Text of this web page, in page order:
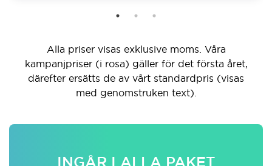
Alla priser visas exklusive moms. Våra
kampanjpriser (i rosa) gäller för det första året,
därefter ersätts de av vårt standardpris (visas
med genomstruken text).
INGÅR I ALLA PAKET